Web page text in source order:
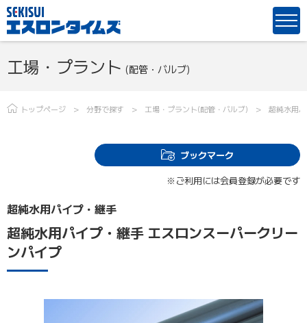
工場・プラント (配管・バルブ)
トップページ 分野で探す 工場・プラント(配管・バルブ) 超純水用
ブックマーク
※ご利用には会員登録が必要です
超純水用パイプ・継手
超純水用パイプ・継手 エスロンスーパークリー
ンパイプ